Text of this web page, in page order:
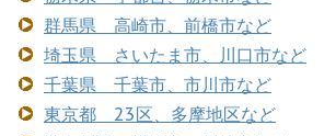
群馬県 高崎市、前橋市など
埼玉県 さいたま市、川口市など
千葉県 千葉市、市川市など
東京都 23区、多摩地区など